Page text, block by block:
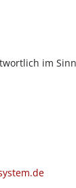
im